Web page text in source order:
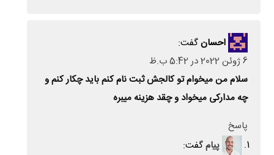
احسانگفت:
6 ژوئن 2022 در 5:42 ب.ظ
سلام من میخوام تو کالجش ثبت نام کنم باید چکار کنم و
چه مدارکی میخواد و چقد هزینه میبره
پاسخ
پیامگفت: